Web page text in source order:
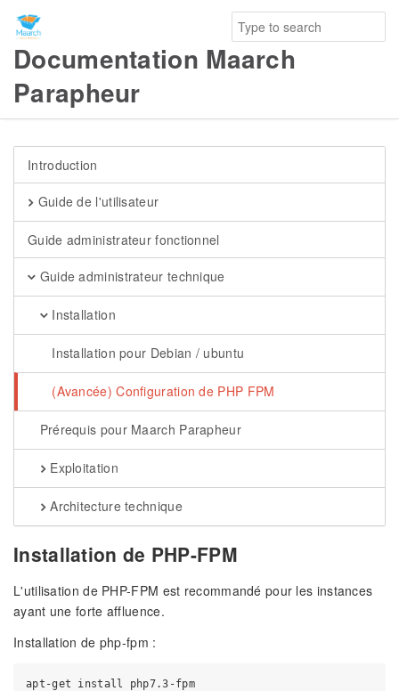
Documentation Maarch
Parapheur
Introduction
Guide de l'utilisateur
Guide administrateur fonctionnel
Guide administrateur technique
Installation
Installation pour Debian / ubuntu
(Avancée) Configuration de PHP FPM
Prérequis pour Maarch Parapheur
Exploitation
Architecture technique
Installation de PHP-FPM
L'utilisation de PHP-FPM est recommandé pour les instances
ayant une forte affluence.
Installation de php-fpm :
apt-get install php7.3-fpm